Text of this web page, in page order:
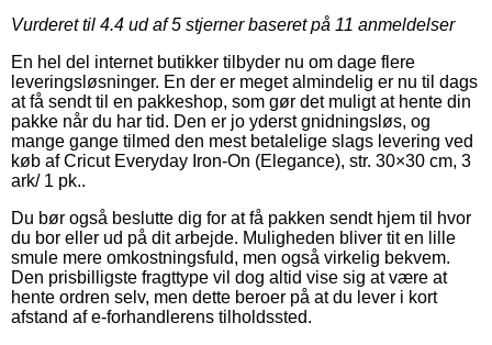
Vurderet til 4.4 ud af 5 stjerner baseret på 11 anmeldelser
En hel del internet butikker tilbyder nu om dage flere
leveringsløsninger. En der er meget almindelig er nu til dags
at få sendt til en pakkeshop, som gør det muligt at hente din
pakke når du har tid. Den er jo yderst gnidningsløs, og
mange gange tilmed den mest betalelige slags levering ved
køb af Cricut Everyday Iron-On (Elegance), str. 30×30 cm, 3
ark/ 1 pk..
Du bør også beslutte dig for at få pakken sendt hjem til hvor
du bor eller ud på dit arbejde. Muligheden bliver tit en lille
smule mere omkostningsfuld, men også virkelig bekvem.
Den prisbilligste fragttype vil dog altid vise sig at være at
hente ordren selv, men dette beroer på at du lever i kort
afstand af e-forhandlerens tilholdssted.